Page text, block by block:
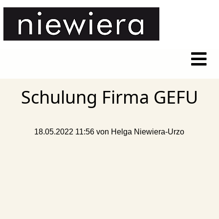
Schulung Firma GEFU
18.05.2022 11:56 von Helga Niewiera-Urzo